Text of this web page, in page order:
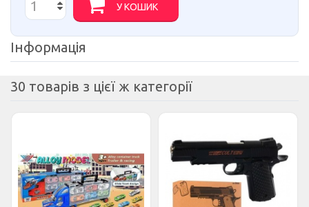
У КОШИК
Інформація
30 товарів з цієї ж категорії